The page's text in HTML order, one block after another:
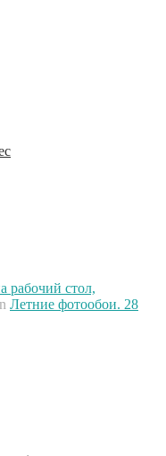
Летние фотообои. 28